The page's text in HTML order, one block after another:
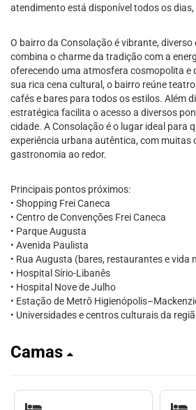
atendimento está disponível todos os dias,
O bairro da Consolação é vibrante, diverso
combina o charme da tradição com a
oferecendo uma atmosfera cosmopolita e
sua rica cena cultural, o bairro reúne
cafés e bares para todos os estilos. Além
estratégica facilita o acesso a diversos
cidade. A Consolação é o lugar ideal para
experiência urbana autêntica, com muitas
gastronomia ao redor.
Principais pontos próximos:
• Shopping Frei Caneca
• Centro de Convenções Frei Caneca
• Parque Augusta
• Avenida Paulista
• Rua Augusta (bares, restaurantes e vida
• Hospital Sírio-Libanês
• Hospital Nove de Julho
• Estação de Metrô
• Universidades e centros culturais da
Camas